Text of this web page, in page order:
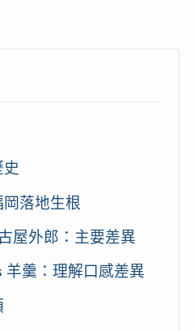
落地生根
屋外郎：主要差異
羊羹：理解口感差異